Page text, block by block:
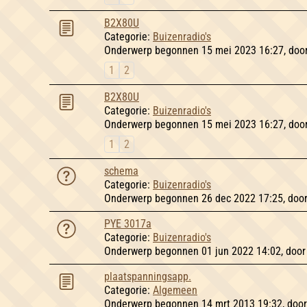
B2X80U
Categorie: Buizenradio's
Onderwerp begonnen 15 mei 2023 16:27,
1
2
B2X80U
Categorie: Buizenradio's
Onderwerp begonnen 15 mei 2023 16:27,
1
2
schema
Categorie: Buizenradio's
Onderwerp begonnen 26 dec 2022 17:25,
PYE 3017a
Categorie: Buizenradio's
Onderwerp begonnen 01 jun 2022 14:02,
plaatspanningsapp.
Categorie: Algemeen
Onderwerp begonnen 14 mrt 2013 19:32,